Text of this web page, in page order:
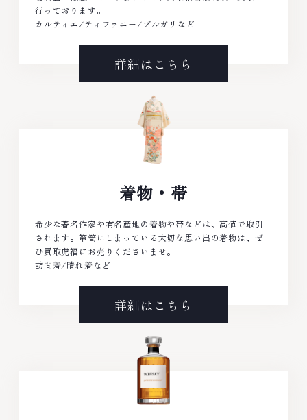
行っております。
カルティエ/ティファニー/ブルガリなど
詳細はこちら
着物・帯
希少な著名作家や有名産地の着物や帯などは、高値で取引
されます。箪笥にしまっている大切な思い出の着物は、ぜ
ひ買取虎福にお売りくださいませ。
訪問着/晴れ着など
詳細はこちら